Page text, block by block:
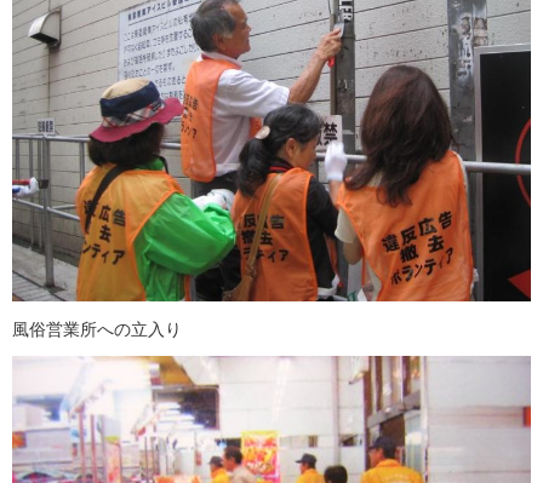
風俗営業所への立入り